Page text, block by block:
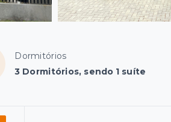
Dormitórios
3 Dormitórios, sendo 1 suíte